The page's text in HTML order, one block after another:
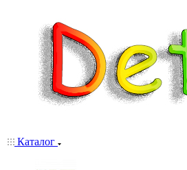
Каталог